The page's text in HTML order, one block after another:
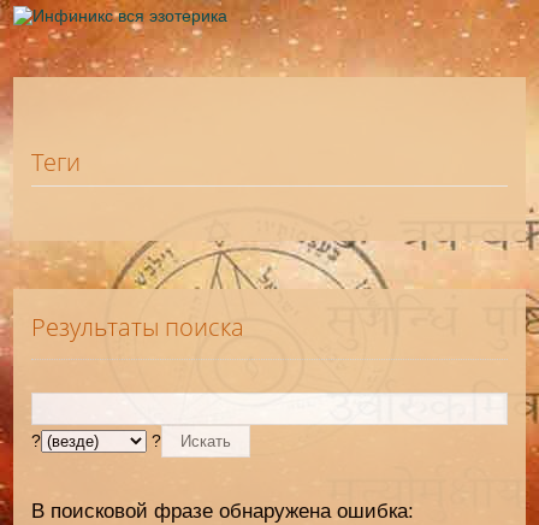
Теги
Результаты поиска
? ?
В поисковой фразе обнаружена ошибка: